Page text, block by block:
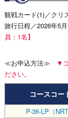
観戦カード(1)／クリ
旅行日程／2026年5
員：1名】
≪お申込方法≫
▼
ださい。
コースコー
P-36-LP（NRT